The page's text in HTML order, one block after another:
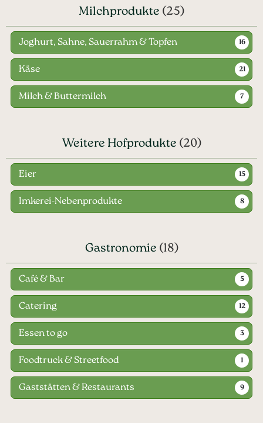
Milchprodukte (25)
Joghurt, Sahne, Sauerrahm & Topfen 16
Käse 21
Milch & Buttermilch 7
Weitere Hofprodukte (20)
Eier 15
Imkerei-Nebenprodukte 8
Gastronomie (18)
Café & Bar 5
Catering 12
Essen to go 3
Foodtruck & Streetfood 1
Gaststätten & Restaurants 9